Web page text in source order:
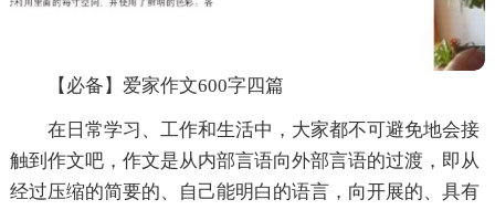
【必备】爱家作文600字四篇
在日常学习、工作和生活中，大家都不可避免地会接
触到作文吧，作文是从内部言语向外部言语的过渡，即从
经过压缩的简要的、自己能明白的语言，向开展的、具有